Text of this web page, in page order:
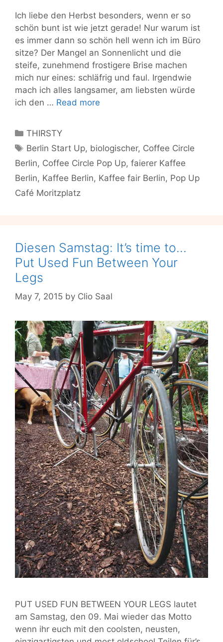
Ich liebe den Herbst besonders, wenn er so
schön bunt ist wie jetzt gerade! Nur warum ist
es immer dann so schön hell wenn ich im Büro
sitze? Der Mangel an Sonnenlicht und die
steife, zunehmend frostigere Brise machen
mich nur eines: schläfrig und faul. Irgendwie
mach ich alles langsamer, am liebsten würde
ich den … Read more
Das
Coffee
Circle
einen
aus!
Categories
THIRSTY
Tags
Berlin Start Up, biologischer, Coffee Circle
Berlin, Coffee Circle Pop Up, faierer Kaffee
Berlin, Kaffee Berlin, Kaffee fair Berlin, Pop Up
Café Moritzplatz
Diesen Samstag: It’s time to…
Put Used Fun Between Your
Legs
May 7, 2015 by Clio Saal
PUT USED FUN BETWEEN YOUR LEGS lautet
am Samstag, den 09. Mai wieder das Motto
wenn ihr euch mit den coolsten, neusten,